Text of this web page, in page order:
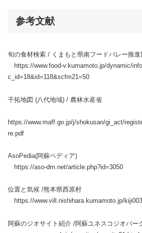
参考文献
旬の食材検索 / くまもと県南フードバレー推進
https://www.food-v.kumamoto.jp/dynamic/
c_id=18&id=118&scfm21=50
干拓地図 (八代地域) / 農林水産省
https://www.maff.go.jp/j/shokusan/gi_act/
re.pdf
AsoPedia(阿蘇ペディア)
https://aso-dm.net/article.php?id=3050
位置と気候 /熊本県西原村
https://www.vill.nishihara.kumamoto.jp/
阿蘇のジオサイト紹介 /阿蘇ユネスコジオパー